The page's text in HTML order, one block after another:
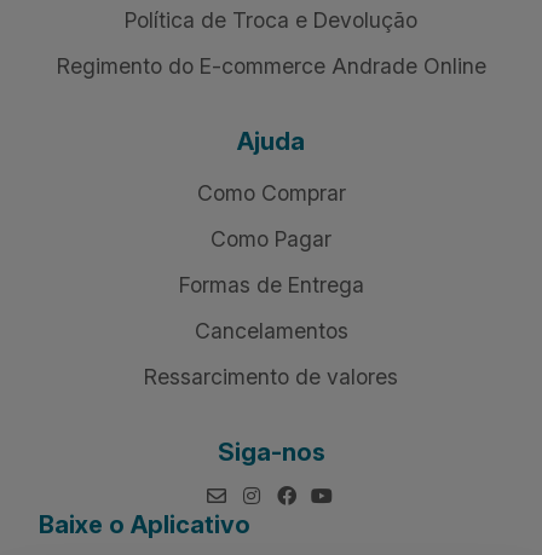
Política de Troca e Devolução
Regimento do E-commerce Andrade Online
Ajuda
Como Comprar
Como Pagar
Formas de Entrega
Cancelamentos
Ressarcimento de valores
Siga-nos
Baixe o Aplicativo